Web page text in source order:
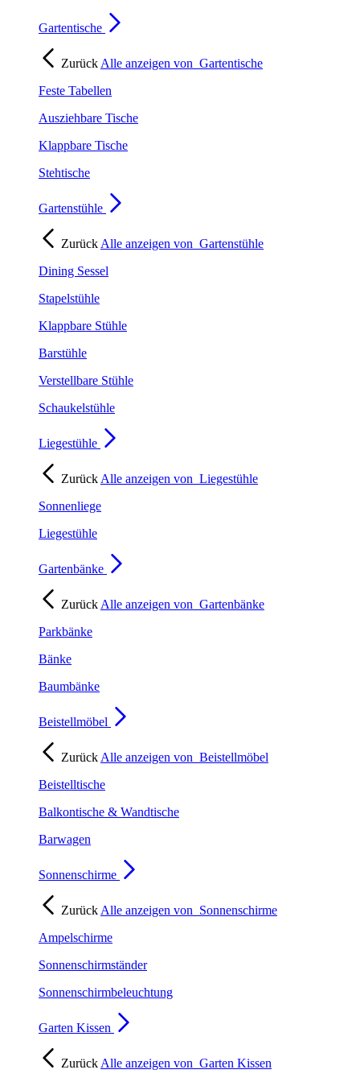
Gartentische
Zurück Alle anzeigen von Gartentische
Feste Tabellen
Ausziehbare Tische
Klappbare Tische
Stehtische
Gartenstühle
Zurück Alle anzeigen von Gartenstühle
Dining Sessel
Stapelstühle
Klappbare Stühle
Barstühle
Verstellbare Stühle
Schaukelstühle
Liegestühle
Zurück Alle anzeigen von Liegestühle
Sonnenliege
Liegestühle
Gartenbänke
Zurück Alle anzeigen von Gartenbänke
Parkbänke
Bänke
Baumbänke
Beistellmöbel
Zurück Alle anzeigen von Beistellmöbel
Beistelltische
Balkontische & Wandtische
Barwagen
Sonnenschirme
Zurück Alle anzeigen von Sonnenschirme
Ampelschirme
Sonnenschirmständer
Sonnenschirmbeleuchtung
Garten Kissen
Zurück Alle anzeigen von Garten Kissen